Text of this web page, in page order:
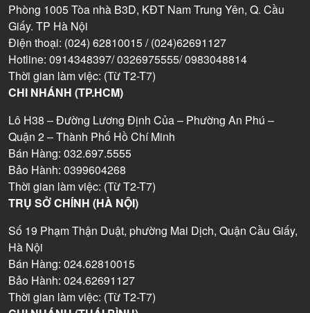
Phòng 1005 Tòa nhà B3D, KĐT Nam Trung Yên, Q. Cầu
Giấy. TP Hà Nội
Điện thoại: (024) 62810015 / (024)62691127
Hotline: 0914348397/ 0326975555/ 0983048814
Thời gian làm việc: (Từ T2-T7)
CHI NHÁNH (TP.HCM)
Lô H38 – Đường Lương Định Của – Phường An Phú –
Quận 2 – Thành Phố Hồ Chí Minh
Bán Hàng: 032.697.5555
Bảo Hành: 0399604268
Thời gian làm việc: (Từ T2-T7)
TRỤ SỞ CHÍNH (HÀ NỘI)
Số 19 Phạm Thận Duật, phường Mai Dịch, Quận Cầu Giấy,
Hà Nội
Bán Hàng: 024.62810015
Bảo Hành: 024.62691127
Thời gian làm việc: (Từ T2-T7)